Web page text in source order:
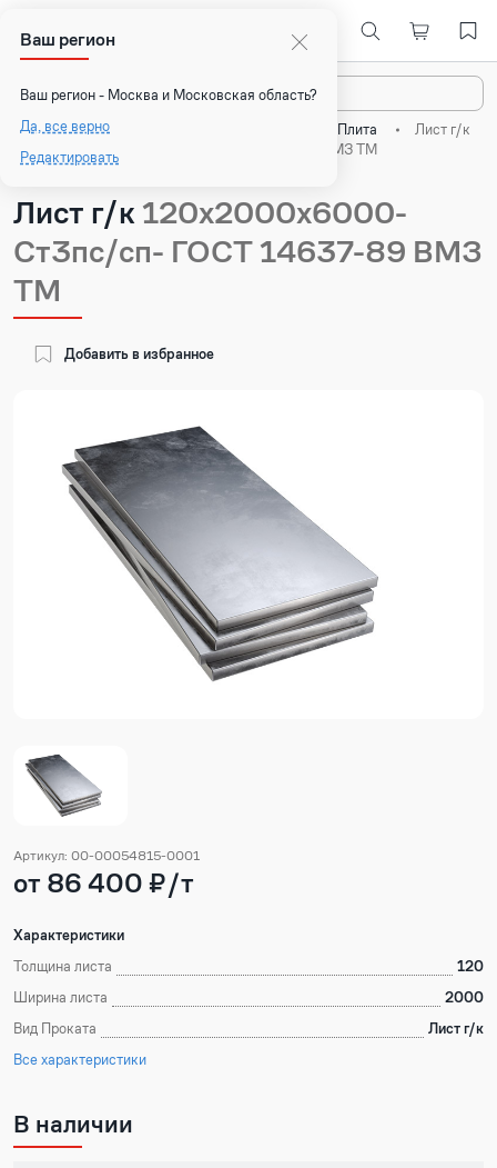
Ваш регион
Ваш регион - Москва и Московская область?
Да, все верно
Редактировать
Назад
Главная
Каталог Плита
Лист г/к
120х2000х6000- Ст3пс/сп- ГОСТ 14637-89 ВМЗ ТМ
Лист г/к 120х2000х6000-
Ст3пс/сп- ГОСТ 14637-89 ВМЗ
ТМ
Добавить в избранное
Артикул: 00-00054815-0001
от 86 400 ₽/т
Характеристики
Толщина листа
120
Ширина листа
2000
Вид Проката
Лист г/к
Все характеристики
В наличии